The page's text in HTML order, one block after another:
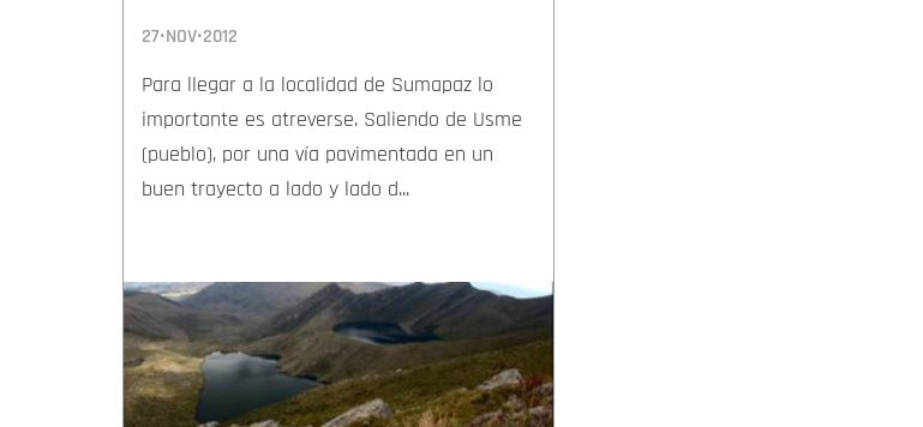
27•NOV•2012
Para llegar a la localidad de Sumapaz lo
importante es atreverse. Saliendo de Usme
(pueblo), por una vía pavimentada en un
buen trayecto a lado y lado d...